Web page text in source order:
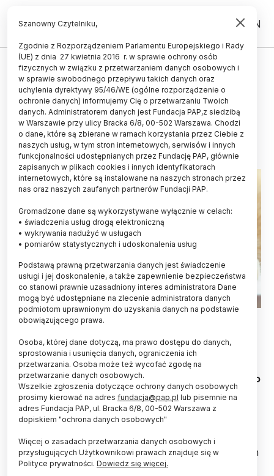
PL EN
ŚWIAT
Koci koronawirus inny niż się
wydawało
18.01.2026
aktualizacja: 18.01.2026
2 minuty czytania
Fot. Adobe Stock
Koronawirusy mogą się ukrywać się w komórkach
układu odpornościowego. Do takich wniosków
doszli naukowcy, analizując wirusowe zapalenie
otrzewnej kotów (FIP), wywoływane przez kociego
koronawirusa – informuje pismo „Veterinary
Microbiology”.
Nieleczone FIP prawie zawsze kończy się śmiercią.
Chociaż dotyka tylko koty, ma wiele cech wspólnych
z poważnymi schorzeniami koronawirusowymi u
Szanowny Czytelniku,
Zgodnie z Rozporządzeniem Parlamentu Europejskiego i Rady
(UE) z dnia 27 kwietnia 2016 r. w sprawie ochrony osób
fizycznych w związku z przetwarzaniem danych osobowych i
w sprawie swobodnego przepływu takich danych oraz
uchylenia dyrektywy 95/46/WE (ogólne rozporządzenie o
ochronie danych) informujemy Cię o przetwarzaniu Twoich
danych. Administratorem danych jest Fundacja PAP,z siedzibą
w Warszawie przy ulicy Bracka 6/8, 00-502 Warszawa. Chodzi
o dane, które są zbierane w ramach korzystania przez Ciebie z
naszych usług, w tym stron internetowych, serwisów i innych
funkcjonalności udostępnianych przez Fundację PAP, głównie
zapisanych w plikach cookies i innych identyfikatorach
internetowych, które są instalowane na naszych stronach przez
nas oraz naszych zaufanych partnerów Fundacji PAP.
Gromadzone dane są wykorzystywane wyłącznie w celach:
• świadczenia usług drogą elektroniczną
• wykrywania nadużyć w usługach
• pomiarów statystycznych i udoskonalenia usług
Podstawą prawną przetwarzania danych jest świadczenie
usługi i jej doskonalenie, a także zapewnienie bezpieczeństwa
co stanowi prawnie uzasadniony interes administratora Dane
mogą być udostępniane na zlecenie administratora danych
podmiotom uprawnionym do uzyskania danych na podstawie
obowiązującego prawa.
Osoba, której dane dotyczą, ma prawo dostępu do danych,
sprostowania i usunięcia danych, ograniczenia ich
przetwarzania. Osoba może też wycofać zgodę na
przetwarzanie danych osobowych.
Wszelkie zgłoszenia dotyczące ochrony danych osobowych
prosimy kierować na adres fundacja@pap.pl lub pisemnie na
adres Fundacja PAP, ul. Bracka 6/8, 00-502 Warszawa z
dopiskiem "ochrona danych osobowych"
Więcej o zasadach przetwarzania danych osobowych i
przysługujących Użytkownikowi prawach znajduje się w
Polityce prywatności. Dowiedz się więcej.